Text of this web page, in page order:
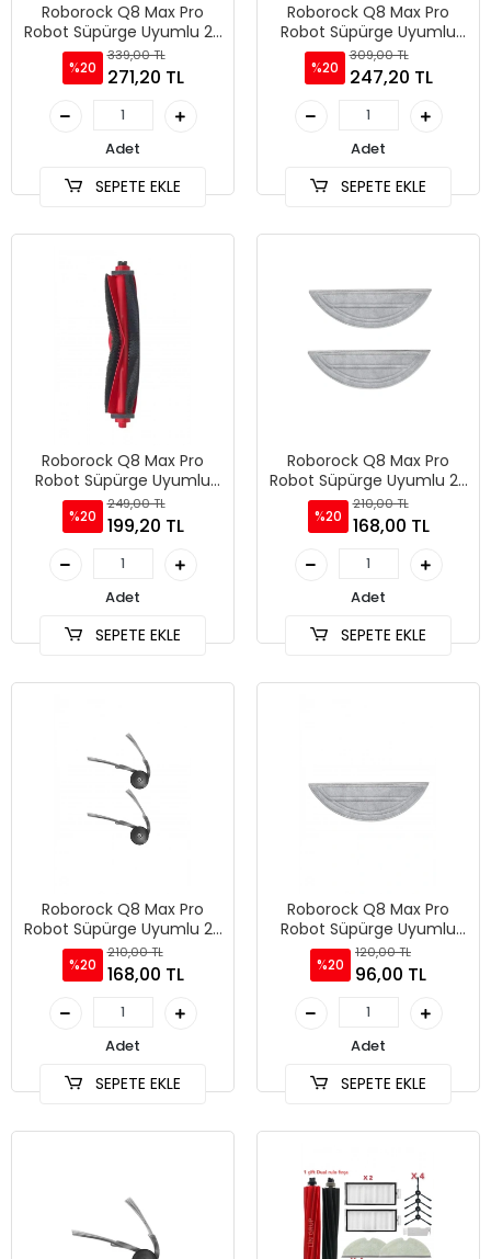
Roborock Q8 Max Pro
Robot Süpürge Uyumlu 2'li
Yedek Parça Seti
%20
339,00 TL
271,20 TL
Adet
SEPETE EKLE
Roborock Q8 Max Pro
Robot Süpürge Uyumlu
3'lü Yan Fırça
%20
309,00 TL
247,20 TL
Adet
SEPETE EKLE
Roborock Q8 Max Pro
Robot Süpürge Uyumlu
Ana Fırça
%20
249,00 TL
199,20 TL
Adet
SEPETE EKLE
Roborock Q8 Max Pro
Robot Süpürge Uyumlu 2'li
Mop Bezi
%20
210,00 TL
168,00 TL
Adet
SEPETE EKLE
Roborock Q8 Max Pro
Robot Süpürge Uyumlu 2'li
Yan Fırça
%20
210,00 TL
168,00 TL
Adet
SEPETE EKLE
Roborock Q8 Max Pro
Robot Süpürge Uyumlu
Mop Bezi
%20
120,00 TL
96,00 TL
Adet
SEPETE EKLE